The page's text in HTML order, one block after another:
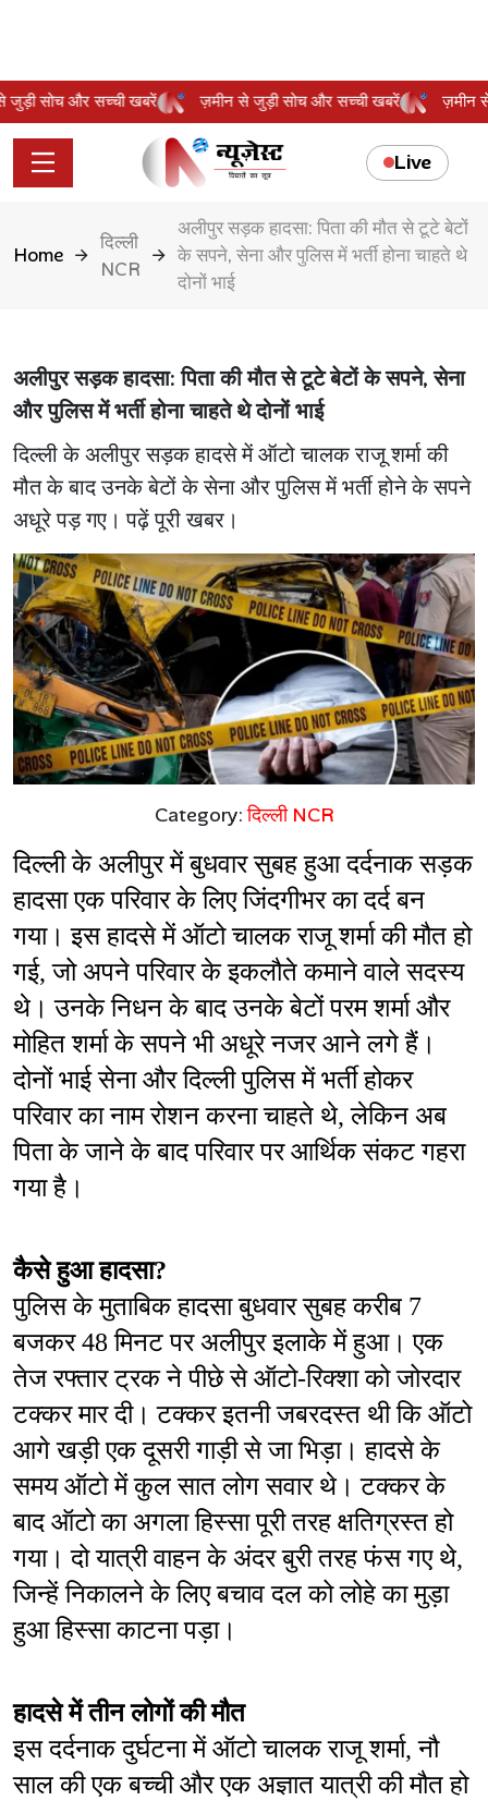
से जुड़ी सोच और सच्ची खबरें ज़मीन से जुड़ी सोच और सच्ची खबरें
Live
Home
दिल्ली
NCR
अलीपुर सड़क हादसा: पिता की मौत से टूटे बेटों
के सपने, सेना और पुलिस में भर्ती होना चाहते थे
दोनों भाई
अलीपुर सड़क हादसा: पिता की मौत से टूटे बेटों के सपने, सेना
और पुलिस में भर्ती होना चाहते थे दोनों भाई
दिल्ली के अलीपुर सड़क हादसे में ऑटो चालक राजू शर्मा की
मौत के बाद उनके बेटों के सेना और पुलिस में भर्ती होने के सपने
अधूरे पड़ गए। पढ़ें पूरी खबर।
Category:दिल्ली NCR
दिल्ली के अलीपुर में बुधवार सुबह हुआ दर्दनाक सड़क
हादसा एक परिवार के लिए जिंदगीभर का दर्द बन
गया। इस हादसे में ऑटो चालक राजू शर्मा की मौत हो
गई, जो अपने परिवार के इकलौते कमाने वाले सदस्य
थे। उनके निधन के बाद उनके बेटों परम शर्मा और
मोहित शर्मा के सपने भी अधूरे नजर आने लगे हैं।
दोनों भाई सेना और दिल्ली पुलिस में भर्ती होकर
परिवार का नाम रोशन करना चाहते थे, लेकिन अब
पिता के जाने के बाद परिवार पर आर्थिक संकट गहरा
गया है।
कैसे हुआ हादसा?
पुलिस के मुताबिक हादसा बुधवार सुबह करीब 7
बजकर 48 मिनट पर अलीपुर इलाके में हुआ। एक
तेज रफ्तार ट्रक ने पीछे से ऑटो-रिक्शा को जोरदार
टक्कर मार दी। टक्कर इतनी जबरदस्त थी कि ऑटो
आगे खड़ी एक दूसरी गाड़ी से जा भिड़ा। हादसे के
समय ऑटो में कुल सात लोग सवार थे। टक्कर के
बाद ऑटो का अगला हिस्सा पूरी तरह क्षतिग्रस्त हो
गया। दो यात्री वाहन के अंदर बुरी तरह फंस गए थे,
जिन्हें निकालने के लिए बचाव दल को लोहे का मुड़ा
हुआ हिस्सा काटना पड़ा।
हादसे में तीन लोगों की मौत
इस दर्दनाक दुर्घटना में ऑटो चालक राजू शर्मा, नौ
साल की एक बच्ची और एक अज्ञात यात्री की मौत हो